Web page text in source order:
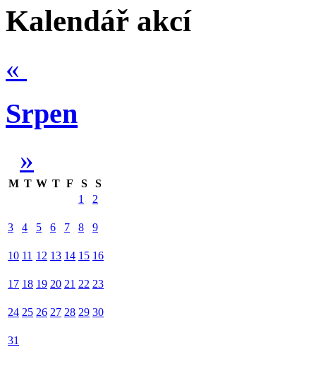
Kalendář akcí
«
Srpen
»
M T W T F S
S
1
2
3 4 5 6 7 8 9
10 11 12 13 14 15 16
17 18 19 20 21 22 23
24 25 26 27 28 29 30
31